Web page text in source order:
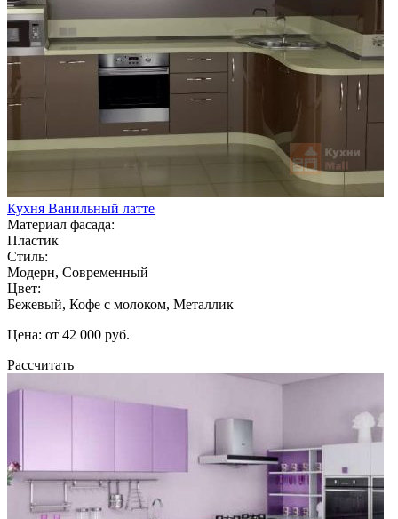
Кухня Ванильный латте
Материал фасада:
Пластик
Стиль:
Модерн, Современный
Цвет:
Бежевый, Кофе с молоком, Металлик
Цена: от 42 000 руб.
Рассчитать